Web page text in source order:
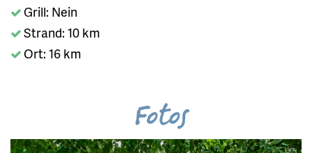
Grill: Nein
Strand: 10 km
Ort: 16 km
Fotos